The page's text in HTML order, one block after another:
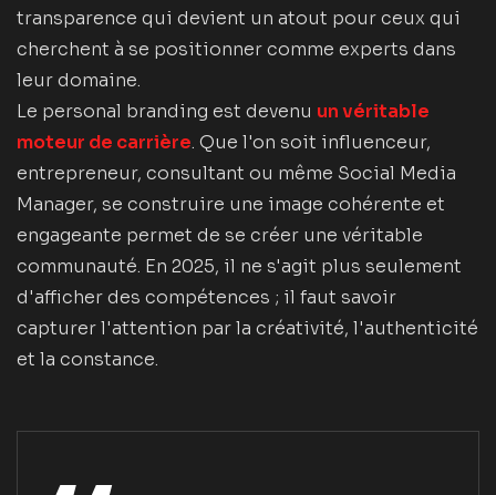
transparence qui devient un atout pour ceux qui
cherchent à se positionner comme experts dans
leur domaine.
Le personal branding est devenu un véritable
moteur de carrière. Que l'on soit influenceur,
entrepreneur, consultant ou même Social Media
Manager, se construire une image cohérente et
engageante permet de se créer une véritable
communauté. En 2025, il ne s'agit plus seulement
d'afficher des compétences ; il faut savoir
capturer l'attention par la créativité, l'authenticité
et la constance.